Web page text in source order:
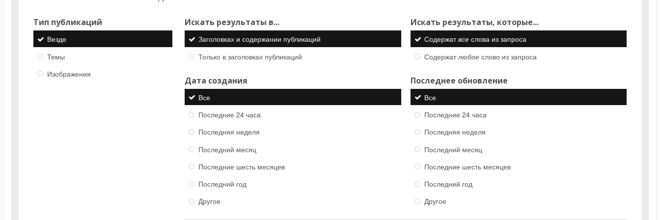
Тип публикаций
Везде
Темы
Изображения
Искать результаты в...
Заголовках и содержании публикаций
Только в заголовках публикаций
Искать результаты, которые...
Содержатвсеслова из запроса
Содержатлюбоеслово из запроса
Дата создания
Все
Последние 24 часа
Последняя неделя
Последний месяц
Последние шесть месяцев
Последний год
Другое
Последнее обновление
Все
Последние 24 часа
Последняя неделя
Последний месяц
Последние шесть месяцев
Последний год
Другое